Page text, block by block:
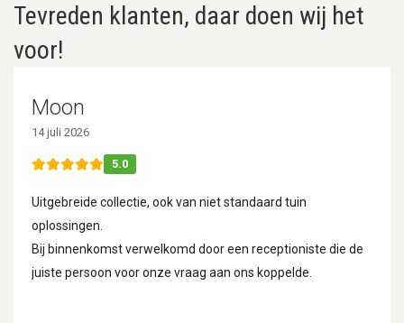
Tevreden klanten, daar doen wij het
voor!
Moon
14 juli 2026
5.0
Uitgebreide collectie, ook van niet standaard tuin
oplossingen.
Bij binnenkomst verwelkomd door een receptioniste die de
juiste persoon voor onze vraag aan ons koppelde.